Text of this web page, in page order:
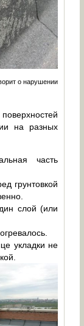
о нарушении
на разных
часть
грунтовкой
слой (или
укладки не